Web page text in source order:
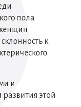
пола
к
и
этой